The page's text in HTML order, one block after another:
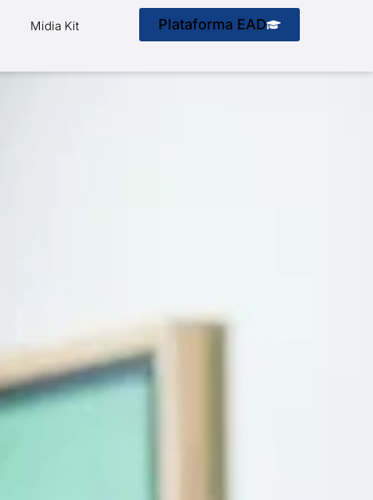
Midia Kit Plataforma EAD